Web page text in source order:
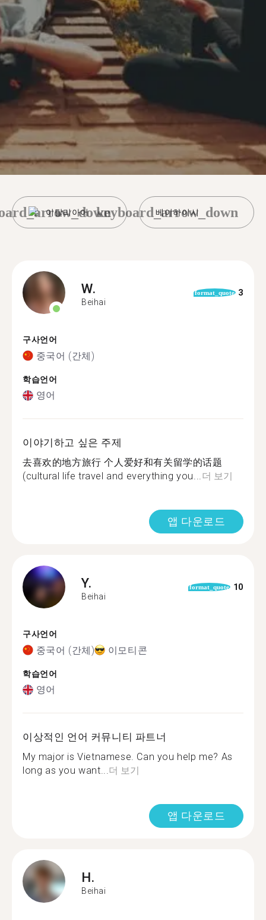
이탈리아어 베이하이시
keyboard_arrow_down
W.
Beihai
format_quote 3
구사언어
중국어 (간체)
학습언어
영어
이야기하고 싶은 주제
去喜欢的地方旅行 个人爱好和有关留学的话题
(cultural life travel and everything you...더 보기
앱 다운로드
Y.
Beihai
format_quote 10
구사언어
중국어 (간체) 이모티콘
학습언어
영어
이상적인 언어 커뮤니티 파트너
My major is Vietnamese. Can you help me? As
long as you want...더 보기
앱 다운로드
H.
Beihai